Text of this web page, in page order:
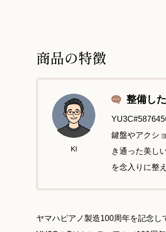
商品の特徴
KI
整備し
鍵盤やアクシ
き通った美し
を念入りに整
ヤマハピアノ製造100周年を記念し